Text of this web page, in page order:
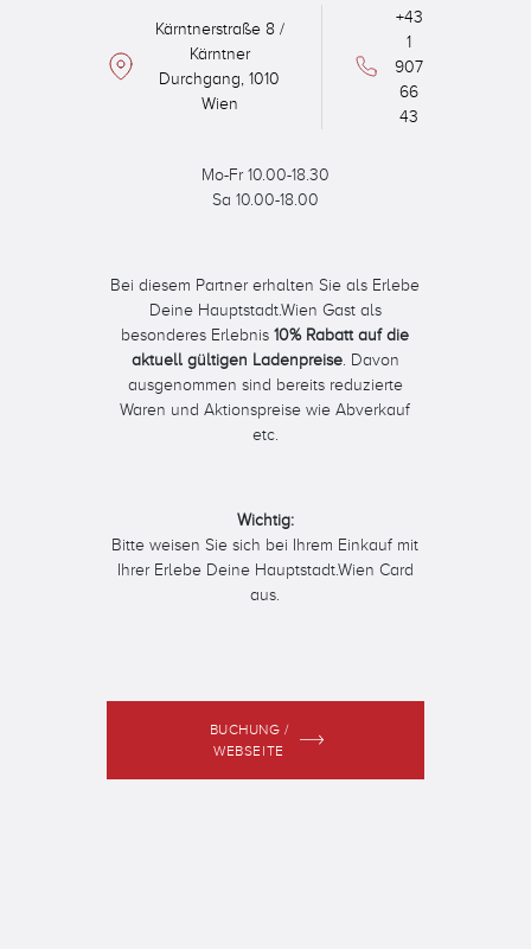
Kärntnerstraße 8 /
Kärntner
Durchgang, 1010
Wien
+43
1
907
66
43
Mo-Fr 10.00-18.30
Sa 10.00-18.00
Bei diesem Partner erhalten Sie als Erlebe
Deine Hauptstadt.Wien Gast als
besonderes Erlebnis10% Rabatt auf die
aktuell gültigen Ladenpreise. Davon
ausgenommen sind bereits reduzierte
Waren und Aktionspreise wie Abverkauf
etc.
Wichtig:
Bitte weisen Sie sich bei Ihrem Einkauf mit
Ihrer Erlebe Deine Hauptstadt.Wien Card
aus.
BUCHUNG /
WEBSEITE